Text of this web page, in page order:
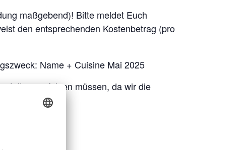
maßgebend)! Bitte meldet Euch
den entsprechenden Kostenbetrag (pro
Name + Cuisine Mai 2025
erfolgen müssen, da wir die